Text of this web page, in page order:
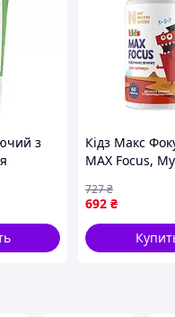
з
Gel
Кідз Макс
MAX Focus,
60 таблеток
692 ₴
727₴